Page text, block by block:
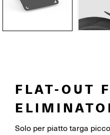
FLAT-OUT
Solo per piatto targa